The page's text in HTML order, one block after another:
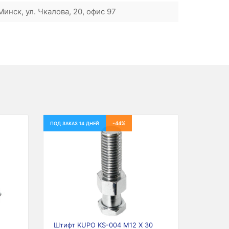
ул. Чкалова, 20, офис 97
ПОД ЗАКАЗ 14 ДНЕЙ -44%
Штифт KUPO KS-004 M12 X 30